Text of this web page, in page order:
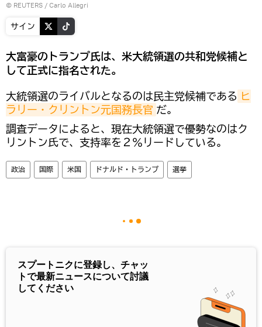
© REUTERS / Carlo Allegri
サイン
大富豪のトランプ氏は、米大統領選の共和党候補と
して正式に指名された。
大統領選のライバルとなるのは民主党候補である ヒ
ラリー・クリントン元国務長官 だ。
調査データによると、現在大統領選で優勢なのはク
リントン氏で、支持率を２％リードしている。
政治 国際 米国 ドナルド・トランプ 選挙
スプートニクに登録し、チャッ
トで最新ニュースについて討議
してください